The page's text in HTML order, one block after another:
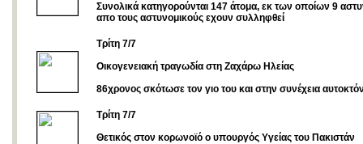
Συνολικά κατηγορούνται 147 άτομα, εκ των οποίων 9
απο τους αστυνομικούς εχουν συλληφθεί
Τρίτη 7/7
Οικογενειακή τραγωδία στη Ζαχάρω Ηλείας
86χρονος σκότωσε τον γιο του και στην συνέχεια
Τρίτη 7/7
Θετικός στον κορωνοϊό ο υπουργός Υγείας του Πακιστάν